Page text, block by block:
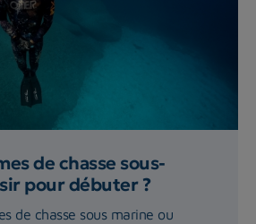
de chasse sous-
pour débuter ?
de chasse sous marine ou